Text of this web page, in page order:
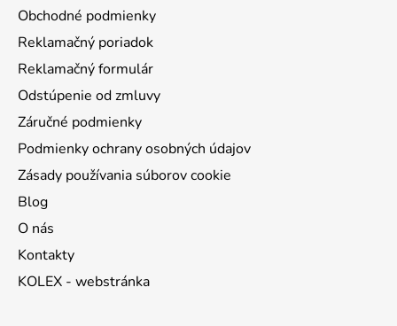
Obchodné podmienky
Reklamačný poriadok
Reklamačný formulár
Odstúpenie od zmluvy
Záručné podmienky
Podmienky ochrany osobných údajov
Zásady používania súborov cookie
Blog
O nás
Kontakty
KOLEX - webstránka